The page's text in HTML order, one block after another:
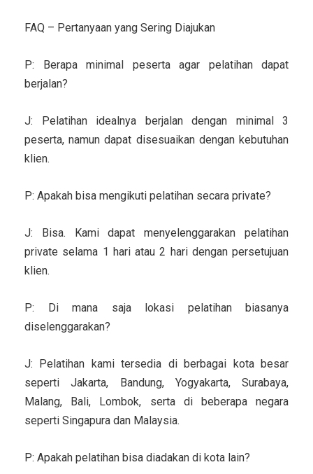
FAQ – Pertanyaan yang Sering Diajukan
P: Berapa minimal peserta agar pelatihan dapat
berjalan?
J: Pelatihan idealnya berjalan dengan minimal 3
peserta, namun dapat disesuaikan dengan kebutuhan
klien.
P: Apakah bisa mengikuti pelatihan secara private?
J: Bisa. Kami dapat menyelenggarakan pelatihan
private selama 1 hari atau 2 hari dengan persetujuan
klien.
P: Di mana saja lokasi pelatihan biasanya
diselenggarakan?
J: Pelatihan kami tersedia di berbagai kota besar
seperti Jakarta, Bandung, Yogyakarta, Surabaya,
Malang, Bali, Lombok, serta di beberapa negara
seperti Singapura dan Malaysia.
P: Apakah pelatihan bisa diadakan di kota lain?